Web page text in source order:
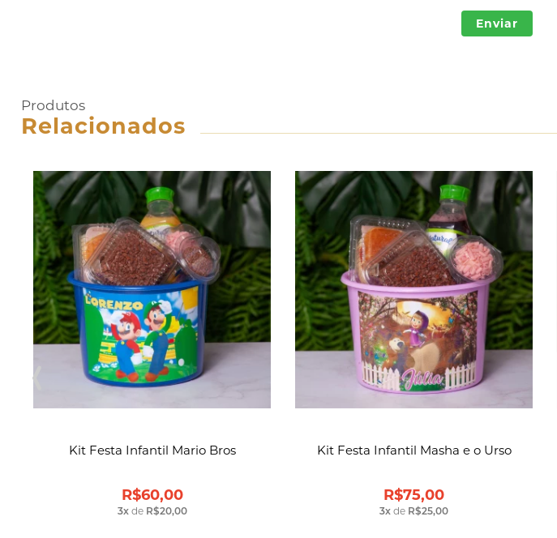
Enviar
Produtos
Relacionados
Kit Festa Infantil Mario Bros
R$60,00
3xde R$20,00
Kit Festa Infantil Masha e o Urso
R$75,00
3x de R$25,00